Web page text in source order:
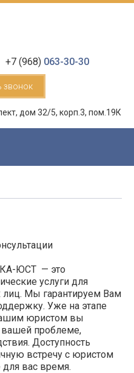
+7 (968) 063-30-30
звонок
дом 32/5, корп.3, пом.19К
ЮСТ — это
услуги для
лиц. Мы гарантируем Вам
Уже на этапе
юристом вы
вашей проблеме,
Доступность
встречу с юристом
вас время.